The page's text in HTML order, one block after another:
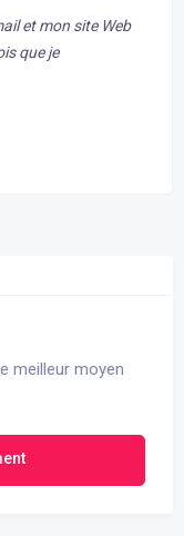
et mon site Web
que je
meilleur moyen